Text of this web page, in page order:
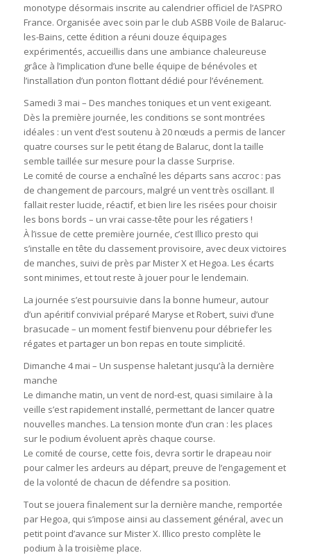
monotype désormais inscrite au calendrier officiel de l’ASPRO
France. Organisée avec soin par le club ASBB Voile de Balaruc-
les-Bains, cette édition a réuni douze équipages
expérimentés, accueillis dans une ambiance chaleureuse
grâce à l’implication d’une belle équipe de bénévoles et
l’installation d’un ponton flottant dédié pour l’événement.
Samedi 3 mai – Des manches toniques et un vent exigeant.
Dès la première journée, les conditions se sont montrées
idéales : un vent d’est soutenu à 20 nœuds a permis de lancer
quatre courses sur le petit étang de Balaruc, dont la taille
semble taillée sur mesure pour la classe Surprise.
Le comité de course a enchaîné les départs sans accroc : pas
de changement de parcours, malgré un vent très oscillant. Il
fallait rester lucide, réactif, et bien lire les risées pour choisir
les bons bords – un vrai casse-tête pour les régatiers !
À l’issue de cette première journée, c’est Illico presto qui
s’installe en tête du classement provisoire, avec deux victoires
de manches, suivi de près par Mister X et Hegoa. Les écarts
sont minimes, et tout reste à jouer pour le lendemain.
La journée s’est poursuivie dans la bonne humeur, autour
d’un apéritif convivial préparé Maryse et Robert, suivi d’une
brasucade – un moment festif bienvenu pour débriefer les
régates et partager un bon repas en toute simplicité.
Dimanche 4 mai – Un suspense haletant jusqu’à la dernière
manche
Le dimanche matin, un vent de nord-est, quasi similaire à la
veille s’est rapidement installé, permettant de lancer quatre
nouvelles manches. La tension monte d’un cran : les places
sur le podium évoluent après chaque course.
Le comité de course, cette fois, devra sortir le drapeau noir
pour calmer les ardeurs au départ, preuve de l’engagement et
de la volonté de chacun de défendre sa position.
Tout se jouera finalement sur la dernière manche, remportée
par Hegoa, qui s’impose ainsi au classement général, avec un
petit point d’avance sur Mister X. Illico presto complète le
podium à la troisième place.